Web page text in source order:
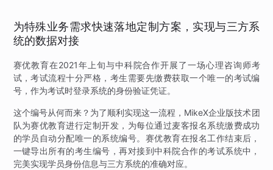
为特殊业务需求快速落地定制方案，实现与三方系
统的数据对接
赛优教育在2021年上旬与中科院合作开展了一场心理咨询师考
试，考试流程十分严格，考生需要先缴费获取一个唯一的考试编
号，作为考试时登录系统的身份验证凭证。
这个编号从何而来？为了顺利实现这一流程，MikeX企业版技术团
队为赛优教育进行定制开发，为每位通过麦客报名系统缴费成功
的学员自动分配唯一的系统编号。赛优教育在报名工作结束后，
一键导出所有的考生编号，再对接到中科院合作的考试系统中，
完美实现学员身份信息与三方系统的准确对应。